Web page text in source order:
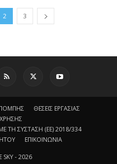
2 3
ΘΕΣΕΙΣ ΕΡΓΑΣΙΑΣ
ΣΥΣΤΑΣΗ (ΕΕ) 2018/334
ΕΠΙΚΟΙΝΩΝΙΑ
SKY - 2026